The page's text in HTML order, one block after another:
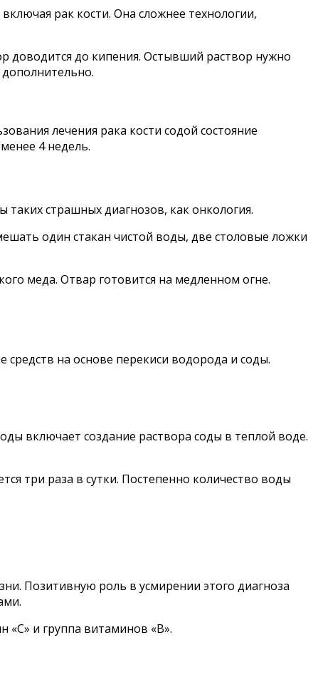
рак кости. Она сложнее технологии,
доводится до кипения. Остывший раствор нужно
лечения рака кости содой состояние
4 недель.
страшных диагнозов, как онкология.
один стакан чистой воды, две столовые ложки
меда. Отвар готовится на медленном огне.
на основе перекиси водорода и соды.
включает создание раствора соды в теплой воде.
три раза в сутки. Постепенно количество воды
Позитивную роль в усмирении этого диагноза
«С» и группа витаминов «В».